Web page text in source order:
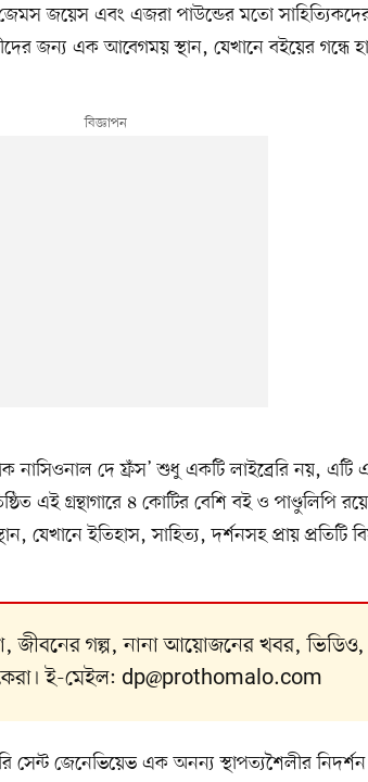
জেমস জয়েস এবং এজরা পাউন্ডের মতো
জন্য এক আবেগময় স্থান, যেখানে বইয়ের গন্ধে
নাসিওনাল দে ফ্রঁস’ শুধু একটি লাইব্রেরি নয়, এটি
এই গ্রন্থাগারে ৪ কোটির বেশি বই ও পাণ্ডুলিপি
যেখানে ইতিহাস, সাহিত্য, দর্শনসহ প্রায় প্রতিটি
জীবনের গল্প, নানা আয়োজনের খবর,
ই-মেইল: dp@prothomalo.com
সেন্ট জেনেভিয়েভ এক অনন্য স্থাপত্যশৈলীর